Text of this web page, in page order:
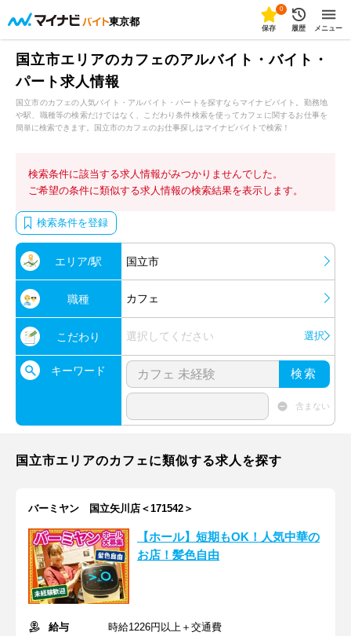
東京都
0
保存 履歴 メニュー
国立市エリアのカフェのアルバイト・バイト・
パート求人情報
国立市のカフェの人気バイト・アルバイト・パートを探すならマイナビバイト。勤務地
や駅、職種等の検索だけではなく、こだわり条件検索を使ってカフェに関するお仕事を
簡単に検索できます。国立市のカフェのお仕事探しはマイナビバイトで検索！
検索条件に該当する求人情報がみつかりませんでした。
ご希望の条件に類似する求人情報の検索結果を表示します。
検索条件を登録
エリア/駅 国立市
職種 カフェ
こだわり 選択してください 選択
キーワード 検索
含まない
国立市エリアのカフェに類似する求人を探す
バーミヤン 国立矢川店＜171542＞
【ホール】短期もOK！人気中華の
お店！髪色自由
給与
時給1226円以上＋交通費